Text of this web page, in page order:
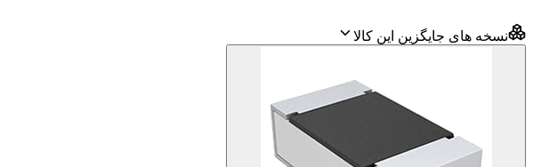
نسخه های جایگزین این کالا